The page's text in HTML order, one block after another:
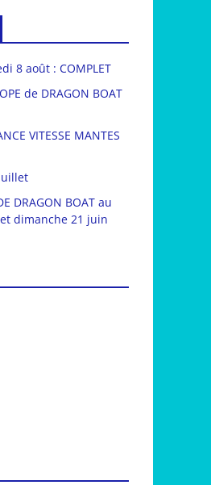
8 août : COMPLET
de DRAGON BOAT
VITESSE MANTES
DRAGON BOAT au
dimanche 21 juin